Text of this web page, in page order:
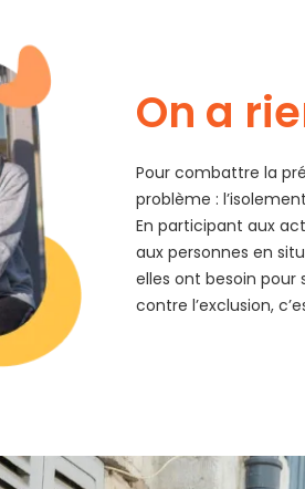
On a
Pour combattre la
problème :
En participant aux
aux personnes en
elles ont besoin pour
contre l’exclusion,